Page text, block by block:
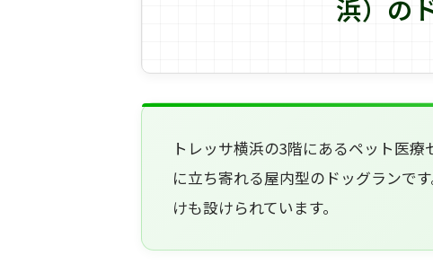
浜）の
トレッサ横浜の3階にあるペット医
に立ち寄れる屋内型のドッグランで
けも設けられています。